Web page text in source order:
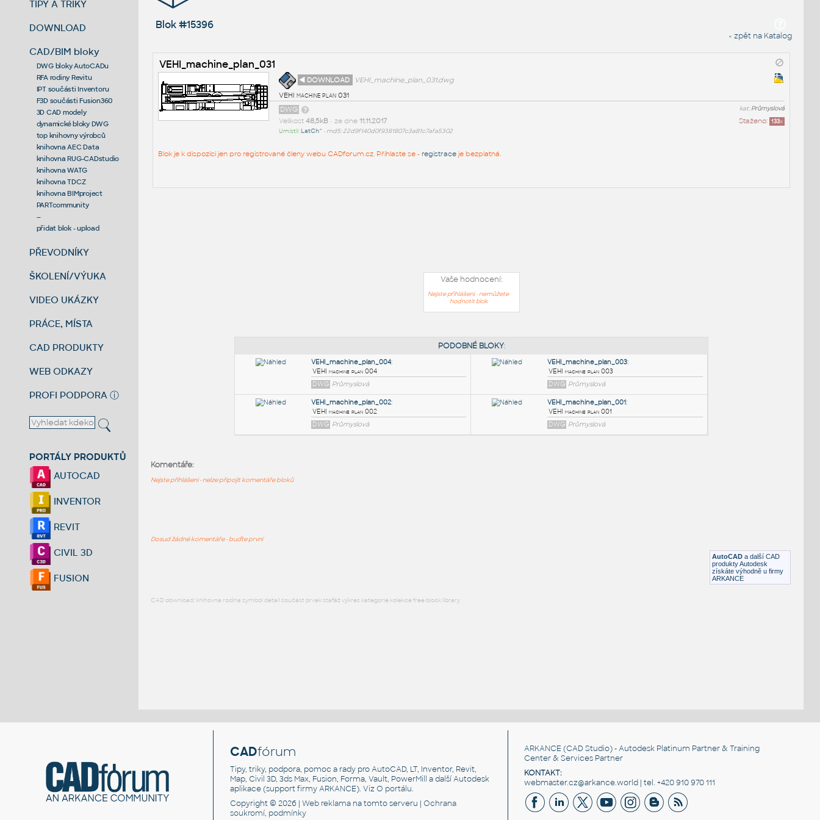
TIPY A TRIKY
DOWNLOAD
CAD/BIM bloky
DWG bloky AutoCADu
RFA rodiny Revitu
IPT součásti Inventoru
F3D součásti Fusion360
3D CAD modely
dynamické bloky DWG
top knihovny výrobců
knihovna AEC Data
knihovna RUG-CADstudio
knihovna WATG
knihovna TDCZ
knihovna BIMproject
PARTcommunity
--
přidat blok - upload
PŘEVODNÍKY
ŠKOLENÍ/VÝUKA
VIDEO UKÁZKY
PRÁCE, MÍSTA
CAD PRODUKTY
WEB ODKAZY
PROFI PODPORA ⓘ
PORTÁLY PRODUKTŮ
AUTOCAD
INVENTOR
REVIT
CIVIL 3D
FUSION
Blok #15396
« zpět na Katalog
VEHI_machine_plan_031
◄ DOWNLOAD
VEHI_machine_plan_031.dwg
VEHI machine plan 031
kat:Průmyslová
DWG
Staženo: 133x
Velikost 48,5kB• ze dne 11.11.2017
Umístil: LatCh^ • md5: 22d9f140d0f9381807c3a81c7afa5302
Blok je k dispozici jen pro registrované členy webu CADforum.cz. Přihlaste se - registraceje bezplatná.
Vaše hodnocení:
Nejste přihlášeni - nemůžete
hodnotit blok
AutoCAD a další CAD
produkty Autodesk
získáte výhodně u firmy
ARKANCE
Komentáře:
Nejste přihlášeni - nelze připojit komentáře bloků
Dosud žádné komentáře - buďte první
CAD download: knihovna rodina symbol detail součást prvek stafáž výkres kategorie kolekce free block library
CADfórum
Tipy, triky, podpora, pomoc a rady pro AutoCAD, LT, Inventor, Revit,
Map, Civil 3D, 3ds Max, Fusion, Forma, Vault, PowerMill a další Autodesk
aplikace (support firmy ARKANCE). VizO portálu.
Copyright © 2026 |Web reklama na tomto serveru |Ochrana
soukromí, podmínky
ARKANCE (CAD Studio) - Autodesk Platinum Partner & Training
Center & Services Partner
KONTAKT:
webmaster.cz@arkance.world | tel. +420 910 970 111